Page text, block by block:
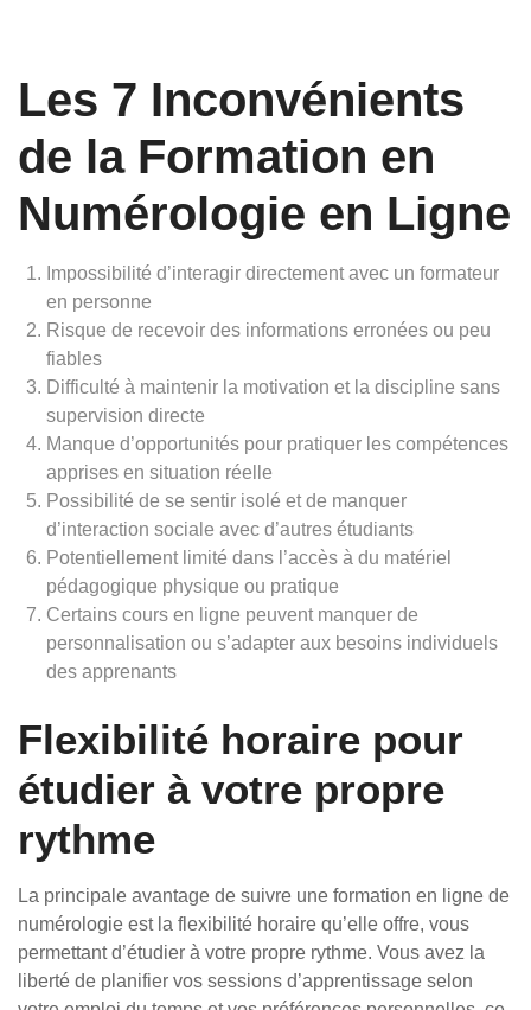
Les 7 Inconvénients
de la Formation en
Numérologie en Ligne
Impossibilité d’interagir directement avec un formateur
en personne
Risque de recevoir des informations erronées ou peu
fiables
Difficulté à maintenir la motivation et la discipline sans
supervision directe
Manque d’opportunités pour pratiquer les compétences
apprises en situation réelle
Possibilité de se sentir isolé et de manquer
d’interaction sociale avec d’autres étudiants
Potentiellement limité dans l’accès à du matériel
pédagogique physique ou pratique
Certains cours en ligne peuvent manquer de
personnalisation ou s’adapter aux besoins individuels
des apprenants
Flexibilité horaire pour
étudier à votre propre
rythme
La principale avantage de suivre une formation en ligne de
numérologie est la flexibilité horaire qu’elle offre, vous
permettant d’étudier à votre propre rythme. Vous avez la
liberté de planifier vos sessions d’apprentissage selon